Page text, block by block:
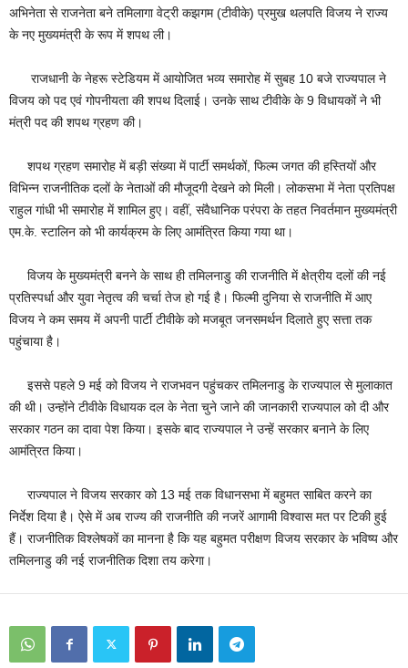
अभिनेता से राजनेता बने तमिलागा वेट्री कझगम (टीवीके) प्रमुख थलपति विजय ने राज्य
के नए मुख्यमंत्री के रूप में शपथ ली।
राजधानी के नेहरू स्टेडियम में आयोजित भव्य समारोह में सुबह 10 बजे राज्यपाल ने
विजय को पद एवं गोपनीयता की शपथ दिलाई। उनके साथ टीवीके के 9 विधायकों ने भी
मंत्री पद की शपथ ग्रहण की।
शपथ ग्रहण समारोह में बड़ी संख्या में पार्टी समर्थकों, फिल्म जगत की हस्तियों और
विभिन्न राजनीतिक दलों के नेताओं की मौजूदगी देखने को मिली। लोकसभा में नेता प्रतिपक्ष
राहुल गांधी भी समारोह में शामिल हुए। वहीं, संवैधानिक परंपरा के तहत निवर्तमान मुख्यमंत्री
एम.के. स्टालिन को भी कार्यक्रम के लिए आमंत्रित किया गया था।
विजय के मुख्यमंत्री बनने के साथ ही तमिलनाडु की राजनीति में क्षेत्रीय दलों की नई
प्रतिस्पर्धा और युवा नेतृत्व की चर्चा तेज हो गई है। फिल्मी दुनिया से राजनीति में आए
विजय ने कम समय में अपनी पार्टी टीवीके को मजबूत जनसमर्थन दिलाते हुए सत्ता तक
पहुंचाया है।
इससे पहले 9 मई को विजय ने राजभवन पहुंचकर तमिलनाडु के राज्यपाल से मुलाकात
की थी। उन्होंने टीवीके विधायक दल के नेता चुने जाने की जानकारी राज्यपाल को दी और
सरकार गठन का दावा पेश किया। इसके बाद राज्यपाल ने उन्हें सरकार बनाने के लिए
आमंत्रित किया।
राज्यपाल ने विजय सरकार को 13 मई तक विधानसभा में बहुमत साबित करने का
निर्देश दिया है। ऐसे में अब राज्य की राजनीति की नजरें आगामी विश्वास मत पर टिकी हुई
हैं। राजनीतिक विश्लेषकों का मानना है कि यह बहुमत परीक्षण विजय सरकार के भविष्य और
तमिलनाडु की नई राजनीतिक दिशा तय करेगा।